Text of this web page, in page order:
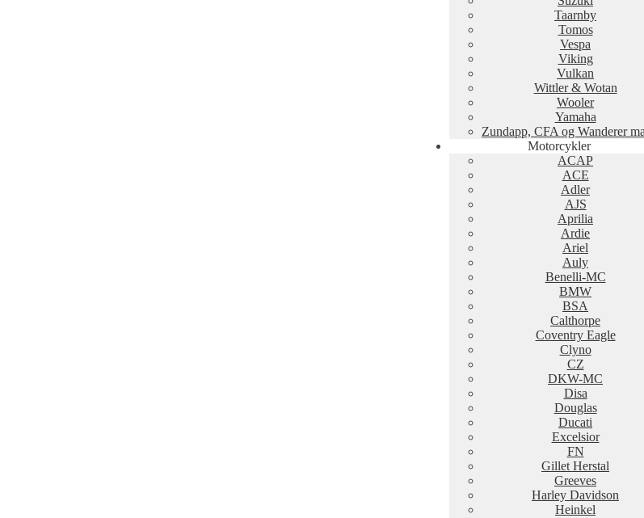
Taarnby
Tomos
Vespa
Viking
Vulkan
Wittler & Wotan
Wooler
Yamaha
Zundapp, CFA og Wanderer
Motorcykler
ACAP
ACE
Adler
AJS
Aprilia
Ardie
Ariel
Auly
Benelli-MC
BMW
BSA
Calthorpe
Coventry Eagle
Clyno
CZ
DKW-MC
Disa
Douglas
Ducati
Excelsior
FN
Gillet Herstal
Greeves
Harley Davidson
Heinkel